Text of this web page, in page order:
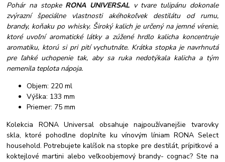
Pohár na stopke RONA UNIVERSALv tvare tulipánu dokonale
zvýrazní špeciálne vlastnosti akéhokoľvek destilátu od rumu,
brandy, koňaku po whisky. Široký kalich je určený na jemné vírenie,
ktoré uvoľní aromatické látky a zúžené hrdlo kalicha koncentruje
aromatiku, ktorú si pri pití vychutnáte. Krátka stopka je navrhnutá
pre ľahké uchopenie tak, aby sa ruka nedotýkala kalicha a tým
nemenila teplota nápoja.
Objem: 220 ml
Výška: 133 mm
Priemer: 75 mm
Kolekcia RONA Universal obsahuje najpoužívanejšie tvarovky
skla, ktoré pohodlne doplníte ku vínovým líniam RONA Select
household. Potrebujete kalíšok na stopke pre destilát, prípitkové a
koktejlové martini alebo veľkoobjemový brandy- cognac? Ste na